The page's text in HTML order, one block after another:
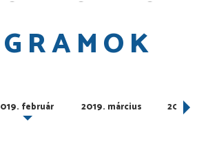
február 2019. március 2019.